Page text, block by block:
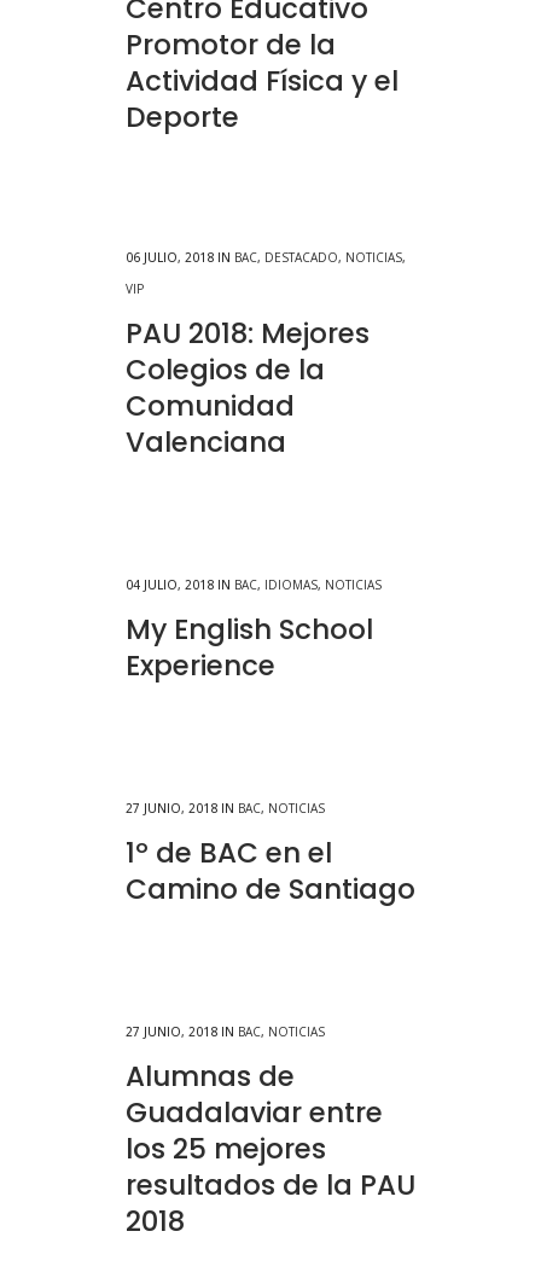
Centro Educativo
Promotor de la
Actividad Física y el
Deporte
06 JULIO, 2018 IN BAC, DESTACADO, NOTICIAS,
VIP
PAU 2018: Mejores
Colegios de la
Comunidad
Valenciana
04 JULIO, 2018 IN BAC, IDIOMAS, NOTICIAS
My English School
Experience
27 JUNIO, 2018 IN BAC, NOTICIAS
1º de BAC en el
Camino de Santiago
27 JUNIO, 2018 IN BAC, NOTICIAS
Alumnas de
Guadalaviar entre
los 25 mejores
resultados de la PAU
2018